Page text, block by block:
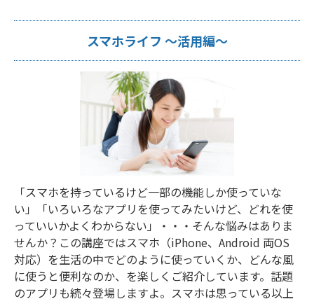
スマホライフ ～活用編～
「スマホを持っているけど一部の機能しか使っていな
い」「いろいろなアプリを使ってみたいけど、どれを使
っていいかよくわからない」・・・そんな悩みはありま
せんか？この講座ではスマホ（iPhone、Android 両OS
対応）を生活の中でどのように使っていくか、どんな風
に使うと便利なのか、を楽しくご紹介しています。話題
のアプリも続々登場しますよ。スマホは思っている以上